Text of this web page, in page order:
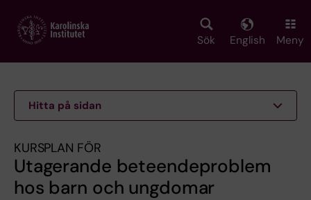
main
Sök English Meny
Hitta på sidan
KURSPLAN FÖR
Utagerande beteendeproblem
hos barn och ungdomar